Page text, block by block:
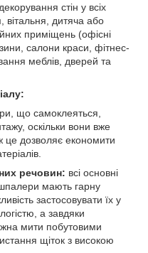
стін у всіх
вітальня, дитяча або
приміщень (офісні
салони краси, фітнес-
меблів, дверей та
що самоклеяться,
оскільки вони вже
це дозволяє економити
речовин: всі основні
шпалери мають гарну
застосовувати їх у
а завдяки
мити побутовими
щіток з високою